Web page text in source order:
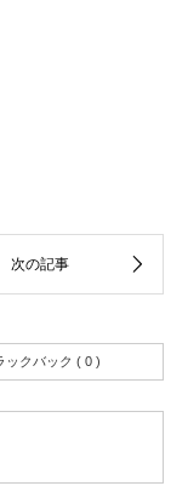
ックバック ( 0 )